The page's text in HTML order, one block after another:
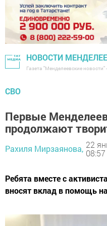
НОВОСТИ
Газета "Менделеевские
СВО
Первые
продолжают
Рахиля Мирзаянова, 22
08:57
Ребята вместе с
вносят вклад в помощь